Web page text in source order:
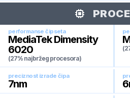
performanse čipseta
MediaTek Dimensity
6020
(27% najbržeg procesora)
preciznost izrade čipa
7nm 6